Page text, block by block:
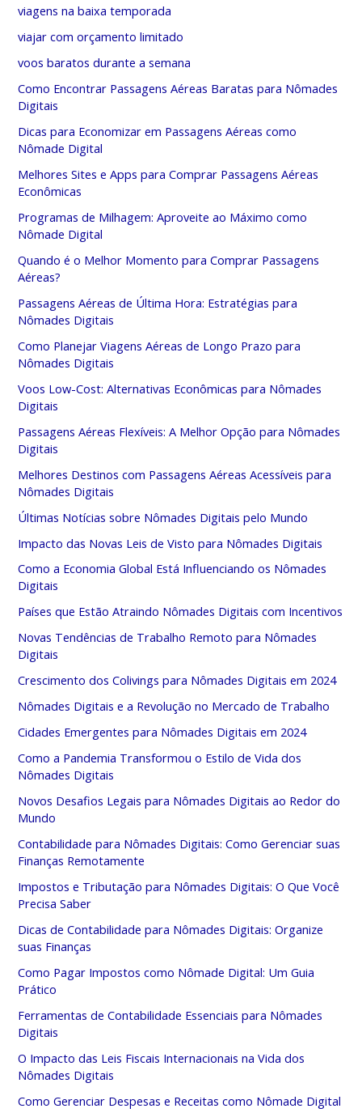
viagens na baixa temporada
viajar com orçamento limitado
voos baratos durante a semana
Como Encontrar Passagens Aéreas Baratas para Nômades
Digitais
Dicas para Economizar em Passagens Aéreas como
Nômade Digital
Melhores Sites e Apps para Comprar Passagens Aéreas
Econômicas
Programas de Milhagem: Aproveite ao Máximo como
Nômade Digital
Quando é o Melhor Momento para Comprar Passagens
Aéreas?
Passagens Aéreas de Última Hora: Estratégias para
Nômades Digitais
Como Planejar Viagens Aéreas de Longo Prazo para
Nômades Digitais
Voos Low-Cost: Alternativas Econômicas para Nômades
Digitais
Passagens Aéreas Flexíveis: A Melhor Opção para Nômades
Digitais
Melhores Destinos com Passagens Aéreas Acessíveis para
Nômades Digitais
Últimas Notícias sobre Nômades Digitais pelo Mundo
Impacto das Novas Leis de Visto para Nômades Digitais
Como a Economia Global Está Influenciando os Nômades
Digitais
Países que Estão Atraindo Nômades Digitais com Incentivos
Novas Tendências de Trabalho Remoto para Nômades
Digitais
Crescimento dos Colivings para Nômades Digitais em 2024
Nômades Digitais e a Revolução no Mercado de Trabalho
Cidades Emergentes para Nômades Digitais em 2024
Como a Pandemia Transformou o Estilo de Vida dos
Nômades Digitais
Novos Desafios Legais para Nômades Digitais ao Redor do
Mundo
Contabilidade para Nômades Digitais: Como Gerenciar suas
Finanças Remotamente
Impostos e Tributação para Nômades Digitais: O Que Você
Precisa Saber
Dicas de Contabilidade para Nômades Digitais: Organize
suas Finanças
Como Pagar Impostos como Nômade Digital: Um Guia
Prático
Ferramentas de Contabilidade Essenciais para Nômades
Digitais
O Impacto das Leis Fiscais Internacionais na Vida dos
Nômades Digitais
Como Gerenciar Despesas e Receitas como Nômade Digital